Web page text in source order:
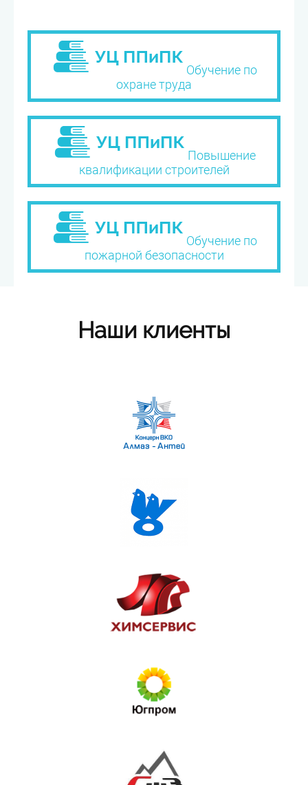
Обучение по
охране труда
Повышение
квалификации строителей
Обучение по
пожарной безопасности
Наши клиенты